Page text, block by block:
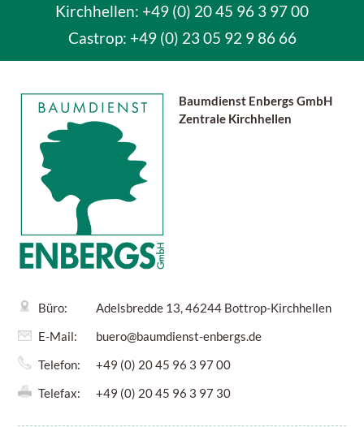
Kirchhellen: +49 (0) 20 45 96 3 97 00
Castrop: +49 (0) 23 05 92 9 86 66
Baumdienst Enbergs GmbH
Zentrale Kirchhellen
Büro:
Adelsbredde 13, 46244 Bottrop-Kirchhellen
E-Mail:
buero@baumdienst-enbergs.de
Telefon:
+49 (0) 20 45 96 3 97 00
Telefax:
+49 (0) 20 45 96 3 97 30